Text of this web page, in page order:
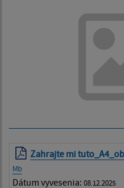
Zahrajte mi
Mb
Dátum vyvesenia: 08.12.2025